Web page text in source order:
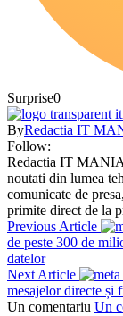
Surprise0
ByRedactia IT
Follow:
Redactia IT
noutati din lumea
comunicate de
primite direct de la
Previous Article
de peste 300 de
datelor
Next Article
mesajelor directe și
Un comentariu Un